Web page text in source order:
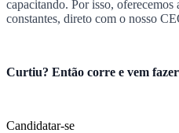
capacitando. Por isso, oferecemos
constantes, direto com o nosso
Curtiu? Então corre e vem
Candidatar-se